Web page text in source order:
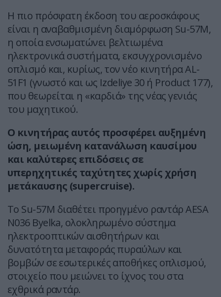
Η πιο πρόσφατη έκδοση του αεροσκάφους
είναι η αναβαθμισμένη διαμόρφωση Su-57M,
η οποία ενσωματώνει βελτιωμένα
ηλεκτρονικά συστήματα, εκσυγχρονισμένο
οπλισμό και, κυρίως, τον νέο κινητήρα AL-
51F1 (γνωστό και ως Izdeliye 30 ή Product 177),
που θεωρείται η «καρδιά» της νέας γενιάς
του μαχητικού.
Ο κινητήρας αυτός προσφέρει αυξημένη
ώση, μειωμένη κατανάλωση καυσίμου
και καλύτερες επιδόσεις σε
υπερηχητικές ταχύτητες χωρίς χρήση
μετάκαυσης (supercruise).
Το Su-57M διαθέτει προηγμένο ραντάρ AESA
N036 Byelka, ολοκληρωμένο σύστημα
ηλεκτροοπτικών αισθητήρων και
δυνατότητα μεταφοράς πυραύλων και
βομβών σε εσωτερικές αποθήκες οπλισμού,
στοιχείο που μειώνει το ίχνος του στα
εχθρικά ραντάρ.